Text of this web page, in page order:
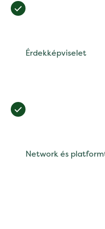
Érdekképviselet
Network és